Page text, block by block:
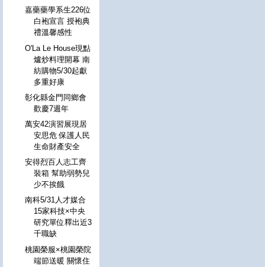
嘉藥藥學系生226位
白袍宣言 授袍典
禮溫馨感性
O'La Le House現點
爐炒料理開幕 南
紡購物5/30起獻
多重好康
彰化縣金門同鄉會
歡慶7週年
萬安42演習展現居
安思危 保護人民
生命財產安全
安得烈百人志工齊
裝箱 幫助弱勢兒
少不挨餓
南科5/31人才媒合
15家科技×中央
研究單位釋出近3
千職缺
桃園榮服×桃園榮院
端節送暖 關懷住